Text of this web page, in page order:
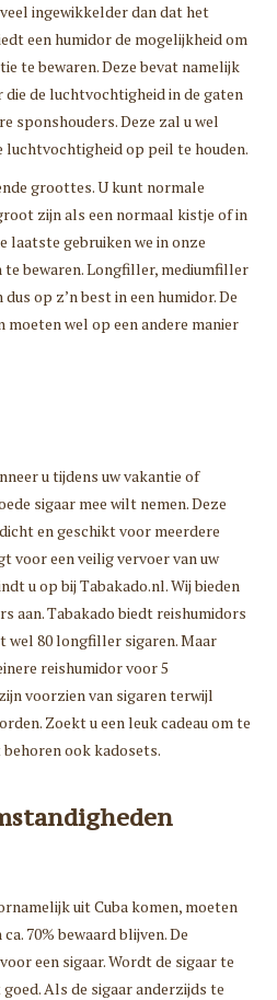
ingewikkelder dan dat het
een humidor de mogelijkheid om
te bewaren. Deze bevat namelijk
de luchtvochtigheid in de gaten
sponshouders. Deze zal u wel
luchtvochtigheid op peil te houden.
groottes. U kunt normale
zijn als een normaal kistje of in
laatste gebruiken we in onze
te bewaren. Longfiller, mediumfiller
op z’n best in een humidor. De
wel op een andere manier
u tijdens uw vakantie of
sigaar mee wilt nemen. Deze
en geschikt voor meerdere
voor een veilig vervoer van uw
u op bij Tabakado.nl. Wij bieden
aan. Tabakado biedt reishumidors
wel 80 longfiller sigaren. Maar
reishumidor voor 5
voorzien van sigaren terwijl
Zoekt u een leuk cadeau om te
ook kadosets.
uit Cuba komen, moeten
70% bewaard blijven. De
een sigaar. Wordt de sigaar te
Als de sigaar anderzijds te